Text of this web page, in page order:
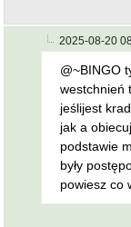
2025-08-20
@~BINGO
westchnień
jeślijest
jak a
podstawie
były
powiesz co